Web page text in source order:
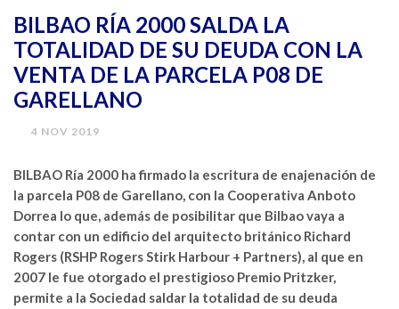
BILBAO RÍA 2000 SALDA LA
TOTALIDAD DE SU DEUDA CON LA
VENTA DE LA PARCELA P08 DE
GARELLANO
4 NOV 2019
BILBAO Ría 2000 ha firmado la escritura de enajenación de
la parcela P08 de Garellano, con la Cooperativa Anboto
Dorrea lo que, además de posibilitar que Bilbao vaya a
contar con un edificio del arquitecto británico Richard
Rogers (RSHP Rogers Stirk Harbour + Partners), al que en
2007 le fue otorgado el prestigioso Premio Pritzker,
permite a la Sociedad saldar la totalidad de su deuda